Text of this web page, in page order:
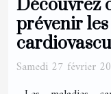
Découvrez
prévenir
Samedi 27 février